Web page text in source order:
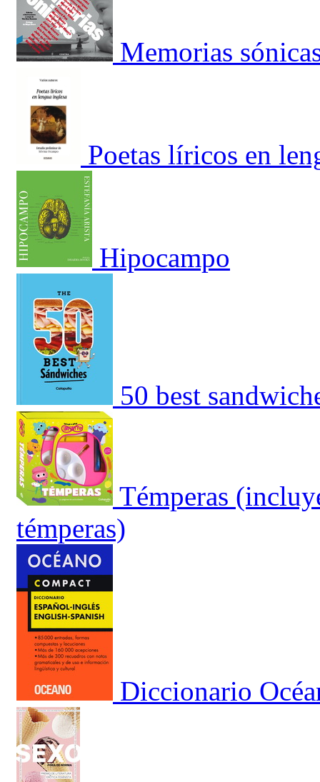
Memorias
Poetas líricos en
Hipocampo
50 best
Témperas
témperas)
Diccionario